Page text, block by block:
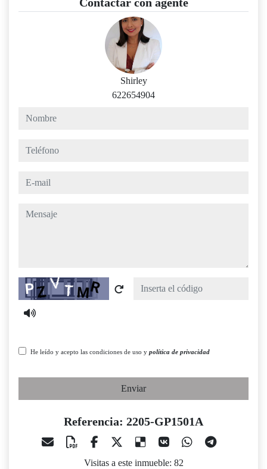
Shirley
622654904
nombre
teléfono
e-mail
mensaje
Captcha
He leído y acepto las condiciones de uso y política de privacidad
Enviar
Referencia: 2205-GP1501A
Visitas a este inmueble: 82